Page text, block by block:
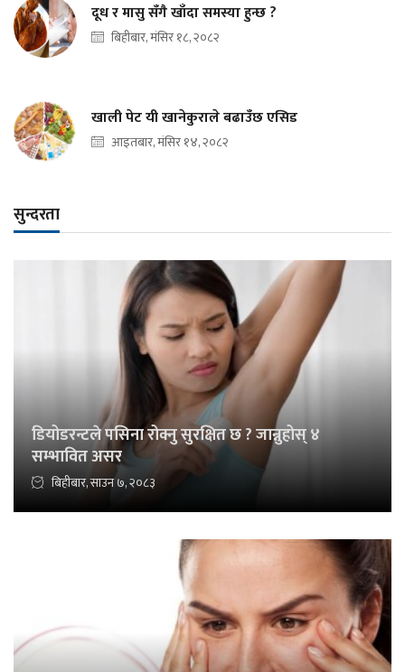
दूध र मासु सँगै खाँदा समस्या हुन्छ ?
बिहीबार, मंसिर १८, २०८२
खाली पेट यी खानेकुराले बढाउँछ एसिड
आइतबार, मंसिर १४, २०८२
सुन्दरता
डियोडरन्टले पसिना रोक्नु सुरक्षित छ ? जान्नुहोस् ४
सम्भावित असर
बिहीबार, साउन ७, २०८३